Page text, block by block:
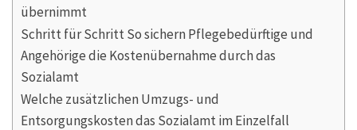
übernimmt
Schritt für Schritt So sichern Pflegebedürftige und
Angehörige die Kostenübernahme durch das
Sozialamt
Welche zusätzlichen Umzugs- und
Entsorgungskosten das Sozialamt im Einzelfall